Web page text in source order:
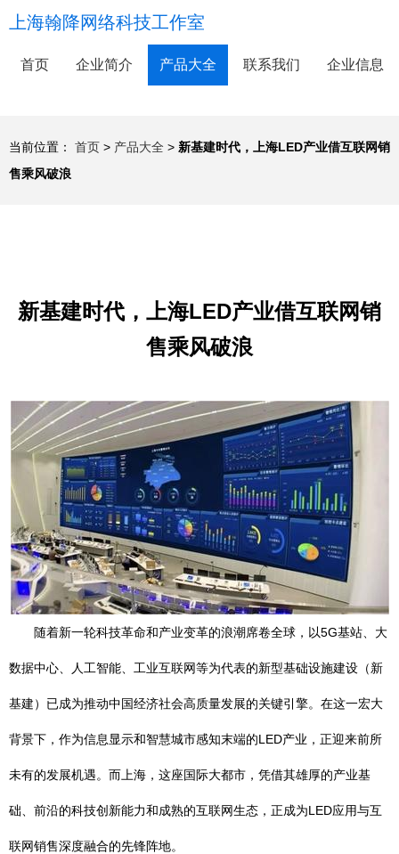
上海翰降网络科技工作室
首页 企业简介 产品大全 联系我们 企业信息
当前位置： 首页 > 产品大全 > 新基建时代，上海LED产业借互联网销
售乘风破浪
新基建时代，上海LED产业借互联网销
售乘风破浪
随着新一轮科技革命和产业变革的浪潮席卷全球，以5G基站、大
数据中心、人工智能、工业互联网等为代表的新型基础设施建设（新
基建）已成为推动中国经济社会高质量发展的关键引擎。在这一宏大
背景下，作为信息显示和智慧城市感知末端的LED产业，正迎来前所
未有的发展机遇。而上海，这座国际大都市，凭借其雄厚的产业基
础、前沿的科技创新能力和成熟的互联网生态，正成为LED应用与互
联网销售深度融合的先锋阵地。